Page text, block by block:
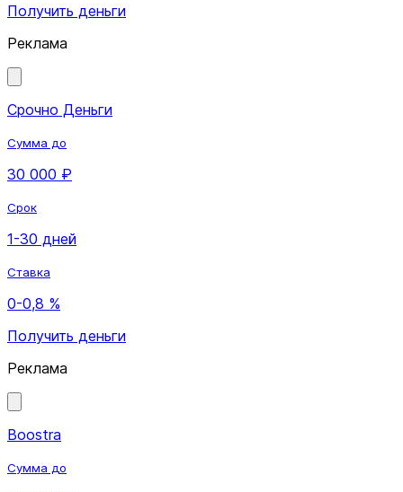
Получить деньги
Реклама
Срочно Деньги
Сумма до
30 000 ₽
Срок
1-30 дней
Ставка
0-0,8 %
Получить деньги
Реклама
Boostra
Сумма до